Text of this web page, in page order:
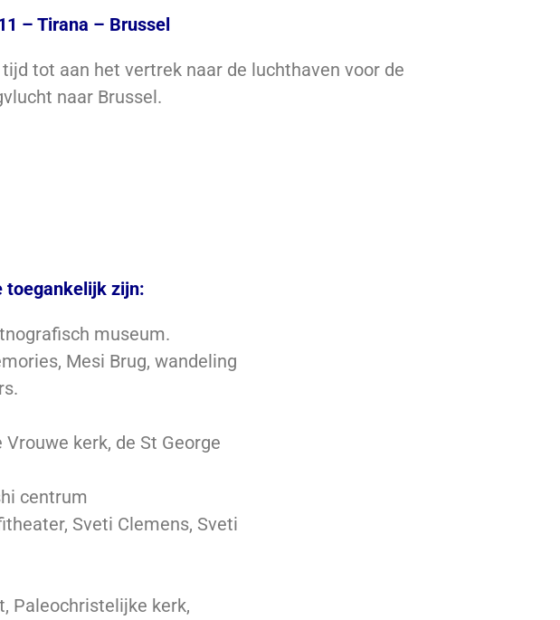
– Tirana – Brussel
tot aan het vertrek naar de luchthaven voor de
naar Brussel.
toegankelijk zijn:
museum.
Mesi Brug, wandeling
kerk, de St George
centrum
Sveti Clemens, Sveti
Paleochristelijke kerk,